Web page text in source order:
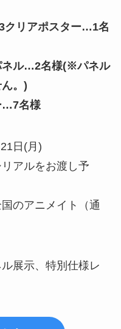
クリアポスター…1名
ネル…2名様(※パネル
。)
…7名様
日(月)
アルをお渡し予
のアニメイト（通
展示、特別仕様レ